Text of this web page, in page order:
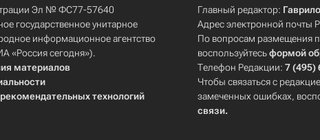
Эл № ФС77-57640
государственное унитарное
информационное агентство
«Россия сегодня»).
материалов
технологий
Главный редактор:
Адрес электронной почты
По вопросам размещения
воспользуйтесьформой
Телефон Редакции:7 (495)
Чтобы связаться с
замеченных ошибках,
связи.